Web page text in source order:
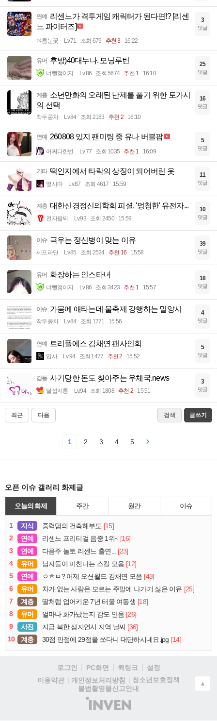
연예 리센느가 격투게임 캐릭터가 된다면!? [리센
느 파이터즈]
여름눈꽃 Lv.71 조회 679 추천 3 16:22
3
댓글
유머 후방)40대누나. 모닝루틴
너빨갱이지 Lv.86 조회 5674 추천 1 16:10
25
댓글
계층 소년만화의 오래된 난제를 풀기 위한 토가시
의 선택
작두콩차 Lv.84 조회 2183 추천 2 16:10
16
댓글
연예 260808 있지 팬미팅 중 유나 버블팝
어쩌다한번 Lv.77 조회 1035 추천 1 16:09
5
댓글
기타 떡인지에서 타락의 상징이 되어버린 옷
옆사마 Lv.87 조회 4617 15:59
11
댓글
계층 대한신경정신의학회 피셜, '멍청한' 유전자...
전자팔찌 Lv.93 조회 2450 15:59
10
댓글
이슈 극우는 정신병이 맞는 이유
세프라딘 Lv.85 조회 2524 추천 16 15:58
39
댓글
유머 화장하는 인스타녀
너빨갱이지 Lv.86 조회 3423 추천 1 15:57
18
댓글
이슈 가뭄에 애타는데 물축제 강행하는 밀양시
작두콩차 Lv.84 조회 1771 15:56
4
댓글
연예 트리플에스 김채연 팬사인회
입사 Lv.94 조회 1477 추천 2 15:52
5
댓글
감동 사기당한 돈도 찾아주는 우체국.news
달섭지롱 Lv.94 조회 1808 추천 2 15:51
3
댓글
최근 다음 검색 글쓰기
1 2 3 4 5
오픈 이슈 갤러리 화제글
오늘의 화제 주간 월간 이슈
1 지식 중력댐의 건축해부도 [15]
2
연예 리센느 프리티걸 음중 1위~ [16]
3
연예 다음주 놀토 리센느 출연...
[23]
4
유머 남자들이 미친다는 스킬 모음 [12]
5
연예 ㅇㅎㅂ? 어제 오션월드 김채연 모음 [43]
6
유머 차가 없는 사람은 모르는 주말에 나가기 싫은 이유 [25]
7
계층 딸처럼 업어키운 7년 터울 여동생 [18]
8
유머 얼마나 화가났는지 감도 안옴 [26]
9
사진 지금 북한 삼지연시 지역 날씨 [36]
10
계층 30점 만점에 29점을 쏘다니 대단하시네요.jpg [14]
로그인 PC화면 퀵링크
설정
이용약관
개인정보처리방침
청소년보호정책
불법촬영물신고안내
(주)
인
▲